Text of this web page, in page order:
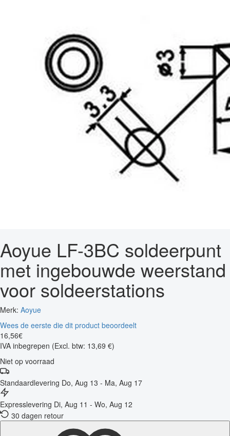
Aoyue LF-3BC soldeerpunt
met ingebouwde weerstand
voor soldeerstations
Merk: Aoyue
Wees de eerste die dit product beoordeelt
16,56€
IVA inbegrepen (Excl. btw: 13,69 €)
Niet op voorraad
Standaardlevering Do, Aug 13 - Ma, Aug 17
Expresslevering Di, Aug 11 - Wo, Aug 12
30 dagen retour